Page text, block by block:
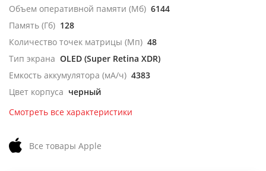
Объем оперативной памяти (Мб) 6144
Память (Гб) 128
Количество точек матрицы (Мп) 48
Тип экрана OLED (Super Retina XDR)
Емкость аккумулятора (мА/ч) 4383
Цвет корпуса черный
Смотреть все характеристики
Все товары Apple